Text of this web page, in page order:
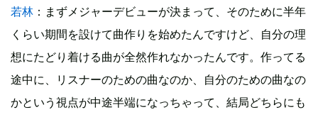
若林 ：まずメジャーデビューが決まって、そのために半年
くらい期間を設けて曲作りを始めたんですけど、自分の理
想にたどり着ける曲が全然作れなかったんです。作ってる
途中に、リスナーのための曲なのか、自分のための曲なの
かという視点が中途半端になっちゃって、結局どちらにも